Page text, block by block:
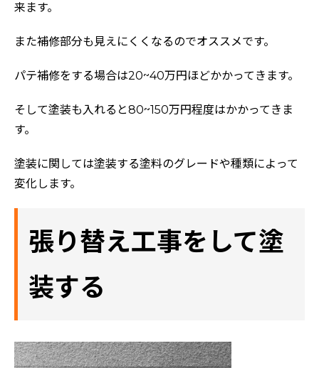
来ます。
また補修部分も見えにくくなるのでオススメです。
パテ補修をする場合は20~40万円ほどかかってきます。
そして塗装も入れると80~150万円程度はかかってきま
す。
塗装に関しては塗装する塗料のグレードや種類によって
変化します。
張り替え工事をして塗
装する